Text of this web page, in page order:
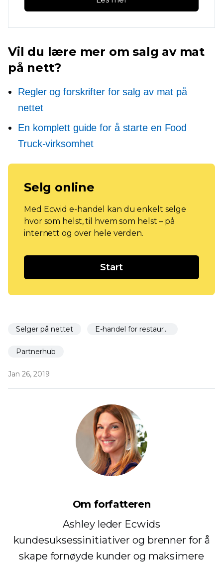
Vil du lære mer om salg av mat
på nett?
Regler og forskrifter for salg av mat på
nettet
En komplett guide for å starte en Food
Truck-virksomhet
Selg online
Med Ecwid e-handel kan du enkelt selge
hvor som helst, til hvem som helst – på
internett og over hele verden.
Start
Selger på nettet E-handel for restauranter
Partnerhub
Jan 26, 2019
Om forfatteren
Ashley leder Ecwids
kundesuksessinitiativer og brenner for å
skape fornøyde kunder og maksimere